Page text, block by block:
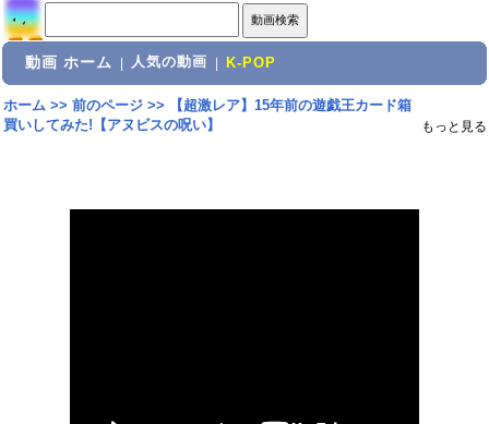
動画 ホーム 人気の動画 K-POP
ホーム>> 前のページ>>
【超激レア】15年前の遊戯王カード箱
買いしてみた!【アヌビスの呪い】
もっと見る